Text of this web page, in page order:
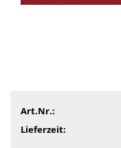
Art.Nr.:
Lieferzeit: